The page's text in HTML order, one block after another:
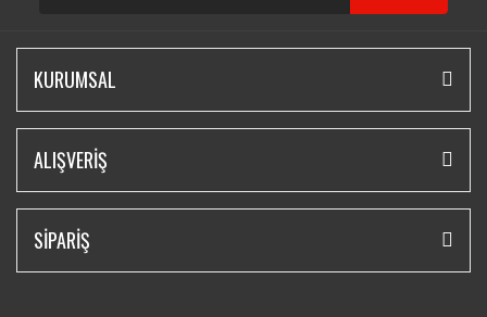
KURUMSAL
ALIŞVERİŞ
SİPARİŞ